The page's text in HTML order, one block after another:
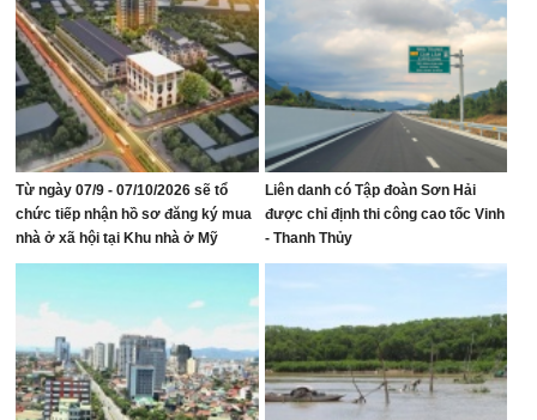
Từ ngày 07/9 - 07/10/2026 sẽ tổ
chức tiếp nhận hồ sơ đăng ký mua
nhà ở xã hội tại Khu nhà ở Mỹ
Thượng, phường Vinh Lộc
Liên danh có Tập đoàn Sơn Hải
được chỉ định thi công cao tốc Vinh
- Thanh Thủy